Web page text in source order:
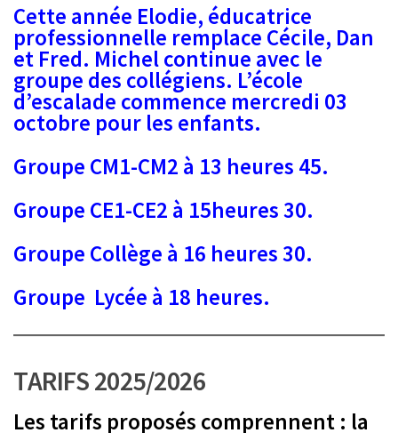
Cette année Elodie, éducatrice
professionnelle remplace Cécile, Dan
et Fred. Michel continue avec le
groupe des collégiens. L’école
d’escalade commence mercredi 03
octobre pour les enfants.
Groupe CM1-CM2 à 13 heures 45.
Groupe CE1-CE2 à 15heures 30.
Groupe Collège à 16 heures 30.
Groupe Lycée à 18 heures.
TARIFS 2025/2026
Les tarifs proposés comprennent : la